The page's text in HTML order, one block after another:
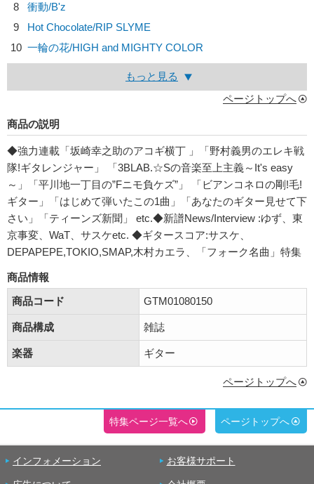
8
衝動/B'z
9
Hot Chocolate/RIP SLYME
10 一輪の花/HIGH and MIGHTY COLOR
もっと見る
ページトップへ
商品の説明
◆強力連載「坂崎幸之助のアコギ横丁 」「野村義男のエレキ戦
隊!ギタレンジャー」 「3BLAB.☆Sの音楽至上主義～It's easy
～」「平川地一丁目の”Fニモ負ケズ”」 「ビアンコネロの剛!毛!
ギター」「はじめて弾いたこの1曲」「あなたのギター見せて下
さい」「ティーンズ新聞」 etc.◆新譜News/Interview :ゆず、東
京事変、WaT、サスケetc. ◆ギタースコア:サスケ、
DEPAPEPE,TOKIO,SMAP,木村カエラ、「フォーク名曲」特集
商品情報
商品コード
GTM01080150
商品構成 雑誌
楽器 ギター
ページトップへ
特集ページ一覧へ ページトップへ
インフォメーション お客様サポート